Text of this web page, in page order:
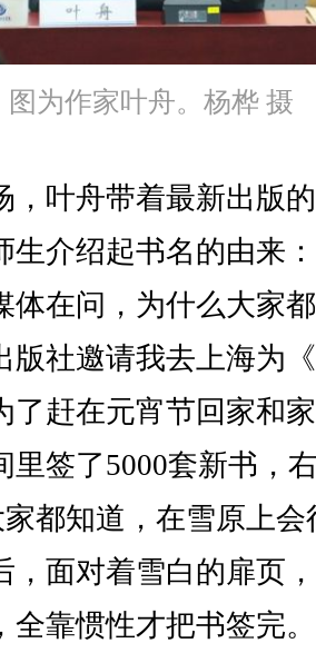
图为作家叶舟。杨桦 摄
叶舟带着最新出版的
生介绍起书名的由来
体在问，为什么大家
版社邀请我去上海为
了赶在元宵节回家和
里签了5000套新书，
家都知道，在雪原上
，面对着雪白的扉页
全靠惯性才把书签完